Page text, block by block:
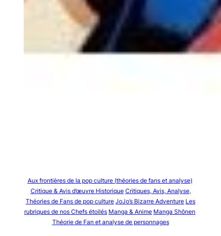
Aux frontières de la pop culture (théories de fans et analyse)
Critique & Avis d’œuvre Historique Critiques, Avis, Analyse,
Théories de Fans de pop culture JoJo’s Bizarre Adventure Les
rubriques de nos Chefs étoilés Manga & Anime Manga Shônen
Théorie de Fan et analyse de personnages